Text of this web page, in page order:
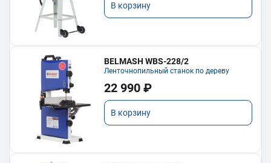
В корзину
BELMASH WBS-228/2
Ленточнопильный станок по дереву
22 990 ₽
В корзину